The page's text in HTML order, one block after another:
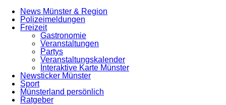
News Münster & Region
Polizeimeldungen
Freizeit
Gastronomie
Veranstaltungen
Partys
Veranstaltungskalender
Interaktive Karte Münster
Newsticker Münster
Sport
Münsterland persönlich
Ratgeber
Anzeige